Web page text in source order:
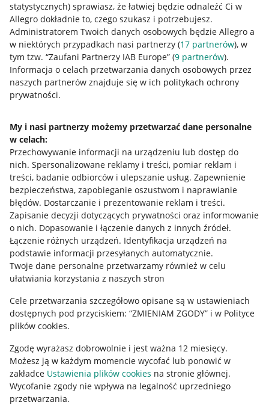
statystycznych) sprawiasz, że łatwiej będzie odnaleźć Ci w
Allegro dokładnie to, czego szukasz i potrzebujesz.
Administratorem Twoich danych osobowych będzie Allegro a
w niektórych przypadkach nasi partnerzy (17 partnerów), w
tym tzw. “Zaufani Partnerzy IAB Europe” (9 partnerów).
Informacja o celach przetwarzania danych osobowych przez
naszych partnerów znajduje się w ich politykach ochrony
prywatności.
My i nasi partnerzy możemy przetwarzać dane personalne
w celach:
Przechowywanie informacji na urządzeniu lub dostęp do
nich. Spersonalizowane reklamy i treści, pomiar reklam i
treści, badanie odbiorców i ulepszanie usług. Zapewnienie
bezpieczeństwa, zapobieganie oszustwom i naprawianie
błędów. Dostarczanie i prezentowanie reklam i treści.
Zapisanie decyzji dotyczących prywatności oraz informowanie
o nich. Dopasowanie i łączenie danych z innych źródeł.
Łączenie różnych urządzeń. Identyfikacja urządzeń na
podstawie informacji przesyłanych automatycznie.
Twoje dane personalne przetwarzamy również w celu
ułatwiania korzystania z naszych stron
Cele przetwarzania szczegółowo opisane są w ustawieniach
dostępnych pod przyciskiem: “ZMIENIAM ZGODY” i w Polityce
plików cookies.
Zgodę wyrażasz dobrowolnie i jest ważna 12 miesięcy.
Możesz ją w każdym momencie wycofać lub ponowić w
zakładce Ustawienia plików cookies na stronie głównej.
Wycofanie zgody nie wpływa na legalność uprzedniego
przetwarzania.
Przydatne informacje
Jak to działa
Allegro Gadane dla sprzedających
Allegro Gadane dla kupujących
Mapa miejscowości
Informacje prawne
Regulamin
Polityka plików "cookies"
Ustawienia plików "cookies"
Udostępnianie lokalizacji
Informacje dla Aktu o Usługach Cyfrowych
Pobierz aplikację